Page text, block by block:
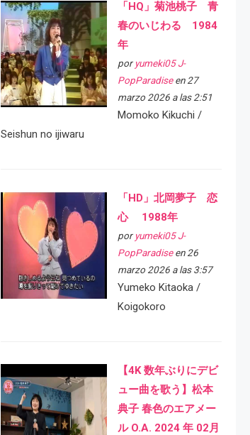
「HQ」菊池桃子 青
春のいじわる 1984
年
por yumeki05 J-
PopParadiseen 27
marzo 2026 a las 2:51
Momoko Kikuchi /
Seishun no ijiwaru
「HD」北岡夢子 恋
心 1988年
por yumeki05 J-
PopParadiseen 26
marzo 2026 a las 3:57
Yumeko Kitaoka /
Koigokoro
【4K 数年ぶりにデビ
ュー曲を歌う】松本
典子 春色のエアメー
ル O.A. 2024 年 02月